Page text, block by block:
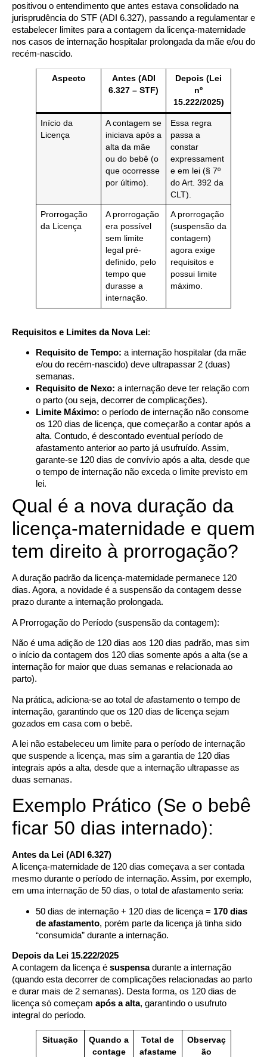
positivou o entendimento que antes estava consolidado na
jurisprudência do STF (ADI 6.327), passando a regulamentar e
estabelecer limites para a contagem da licença-maternidade
nos casos de internação hospitalar prolongada da mãe e/ou do
recém-nascido.
Aspecto
Antes (ADI
6.327 – STF)
Depois (Lei
nº
15.222/2025)
Início da
Licença
A contagem se
iniciava após a
alta da mãe
ou do bebê (o
que ocorresse
por último).
Essa regra
passa a
constar
expressament
e em lei (§ 7º
do Art. 392 da
CLT).
Prorrogação
da Licença
A prorrogação
era possível
sem limite
legal pré-
definido, pelo
tempo que
durasse a
internação.
A prorrogação
(suspensão da
contagem)
agora exige
requisitos e
possui limite
máximo.
Requisitos e Limites da Nova Lei:
Requisito de Tempo: a internação hospitalar (da mãe
e/ou do recém-nascido) deve ultrapassar 2 (duas)
semanas.
Requisito de Nexo: a internação deve ter relação com
o parto (ou seja, decorrer de complicações).
Limite Máximo: o período de internação não consome
os 120 dias de licença, que começarão a contar após a
alta. Contudo, é descontado eventual período de
afastamento anterior ao parto já usufruído. Assim,
garante-se 120 dias de convívio após a alta, desde que
o tempo de internação não exceda o limite previsto em
lei.
Qual é a nova duração da
licença-maternidade e quem
tem direito à prorrogação?
A duração padrão da licença-maternidade permanece 120
dias. Agora, a novidade é a suspensão da contagem desse
prazo durante a internação prolongada.
A Prorrogação do Período (suspensão da contagem):
Não é uma adição de 120 dias aos 120 dias padrão, mas sim
o início da contagem dos 120 dias somente após a alta (se a
internação for maior que duas semanas e relacionada ao
parto).
Na prática, adiciona-se ao total de afastamento o tempo de
internação, garantindo que os 120 dias de licença sejam
gozados em casa com o bebê.
A lei não estabeleceu um limite para o período de internação
que suspende a licença, mas sim a garantia de 120 dias
integrais após a alta, desde que a internação ultrapasse as
duas semanas.
Exemplo Prático (Se o bebê
ficar 50 dias internado):
Antes da Lei (ADI 6.327)
A licença-maternidade de 120 dias começava a ser contada
mesmo durante o período de internação. Assim, por exemplo,
em uma internação de 50 dias, o total de afastamento seria:
50 dias de internação + 120 dias de licença = 170 dias
de afastamento, porém parte da licença já tinha sido
“consumida” durante a internação.
Depois da Lei 15.222/2025
A contagem da licença é suspensadurante a internação
(quando esta decorrer de complicações relacionadas ao parto
e durar mais de 2 semanas). Desta forma, os 120 dias de
licença só começam após a alta, garantindo o usufruto
integral do período.
Situação
Quando a
contage
Total de
afastame
Observaç
ão